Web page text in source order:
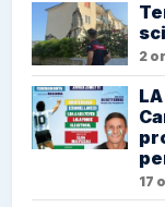
2
17